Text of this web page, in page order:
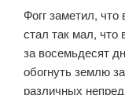
Фогг заметил,
стал так мал, что
за восемьдесят
обогнуть землю
различных